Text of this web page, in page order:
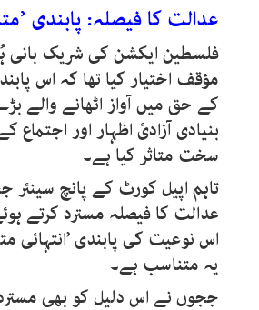
عدالت کا فیصلہ: پابندی
فلسطین ایکشن کی شریک بانی
مؤقف اختیار کیا تھا کہ اس
کے حق میں آواز اٹھانے والے
بنیادی آزادیٔ اظہار اور
سخت متاثر کیا ہے۔
تاہم اپیل کورٹ کے پانچ
عدالت کا فیصلہ مسترد کرتے
اس نوعیت کی پابندی ’انتہائی
یہ متناسب ہے۔
ججوں نے اس دلیل کو بھی